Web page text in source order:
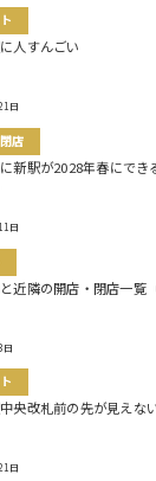
人すんごい
日
店
新駅が2028年春にで
日
近隣の開店・閉店一覧
央改札前の先が見えな
日